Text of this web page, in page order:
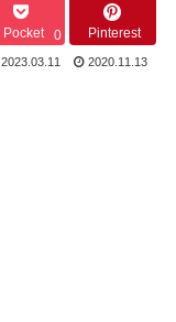
Pocket 0 Pinterest
2023.03.11 2020.11.13